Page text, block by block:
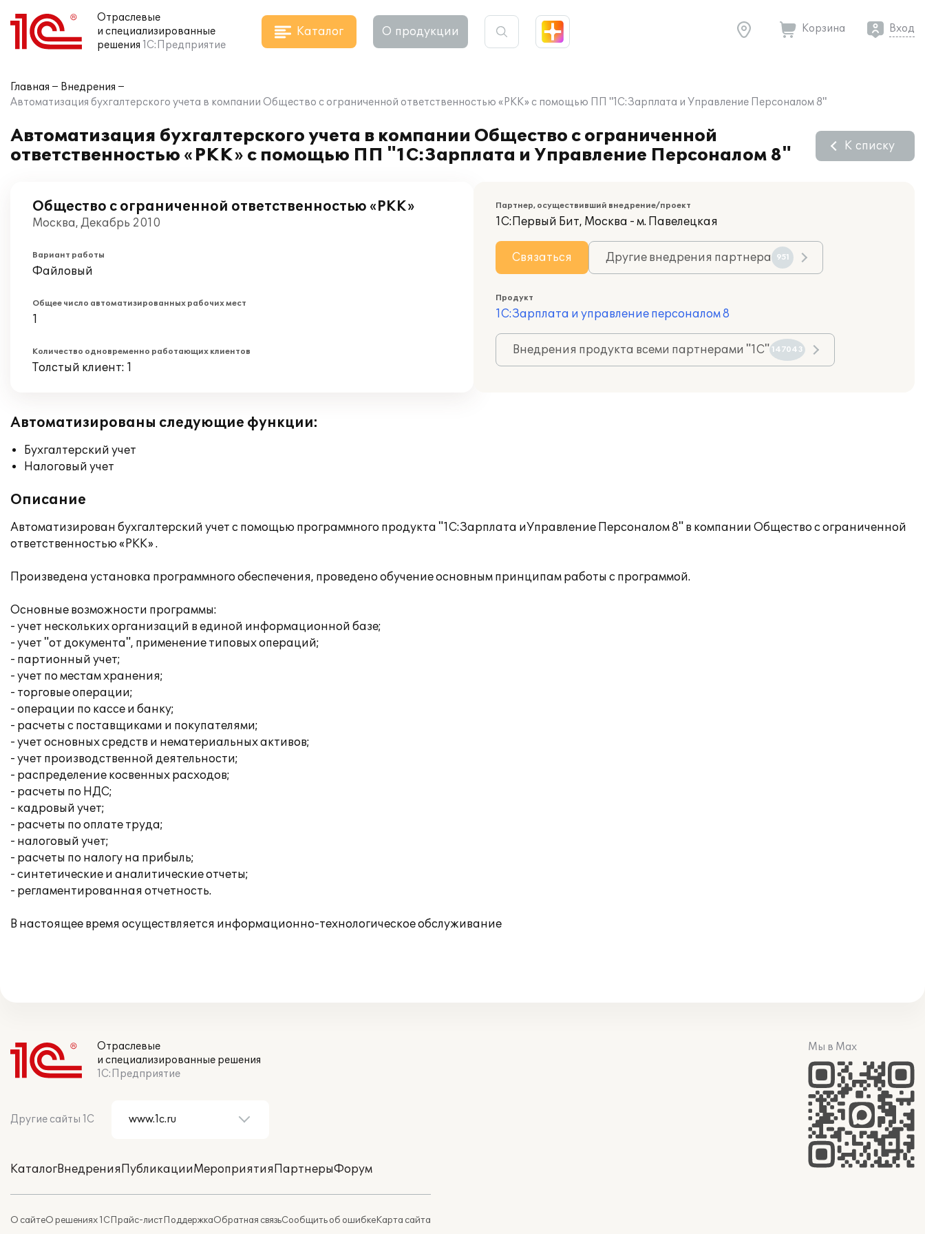
Отраслевые
и специализированные
решения 1С:Предприятие
Каталог О продукции Корзина Вход
Главная
Внедрения
Автоматизация бухгалтерского учета в компании Общество с ограниченной ответственностью «РКК» с помощью ПП "1С:Зарплата и Управление Персоналом 8"
Автоматизация бухгалтерского учета в компании Общество с ограниченной
ответственностью «РКК» с помощью ПП "1С:Зарплата и Управление Персоналом 8"
К списку
Общество с ограниченной ответственностью «РКК»
Москва, Декабрь 2010
Вариант работы
Файловый
Общее число автоматизированных рабочих мест
1
Количество одновременно работающих клиентов
Толстый клиент: 1
Партнер, осуществивший внедрение/проект
1С:Первый Бит, Москва - м. Павелецкая
Связаться Другие внедрения партнера 951
Продукт
1С:Зарплата и управление персоналом 8
Внедрения продукта всеми партнерами "1С" 147043
Автоматизированы следующие функции:
Бухгалтерский учет
Налоговый учет
Описание
Автоматизирован бухгалтерский учет с помощью программного продукта "1С:Зарплата иУправление Персоналом 8" в компании Общество с ограниченной
ответственностью «РКК» .
Произведена установка программного обеспечения, проведено обучение основным принципам работы с программой.
Основные возможности программы:
- учет нескольких организаций в единой информационной базе;
- учет "от документа", применение типовых операций;
- партионный учет;
- учет по местам хранения;
- торговые операции;
- операции по кассе и банку;
- расчеты с поставщиками и покупателями;
- учет основных средств и нематериальных активов;
- учет производственной деятельности;
- распределение косвенных расходов;
- расчеты по НДС;
- кадровый учет;
- расчеты по оплате труда;
- налоговый учет;
- расчеты по налогу на прибыль;
- синтетические и аналитические отчеты;
- регламентированная отчетность.
В настоящее время осуществляется информационно-технологическое обслуживание
Отраслевые
и специализированные решения
1С:Предприятие
Другие сайты 1С
КаталогВнедренияПубликацииМероприятияПартнерыФорум
О сайтеО решениях 1СПрайс-листПоддержкаОбратная связьСообщить об ошибкеКарта сайта
Мы в Max